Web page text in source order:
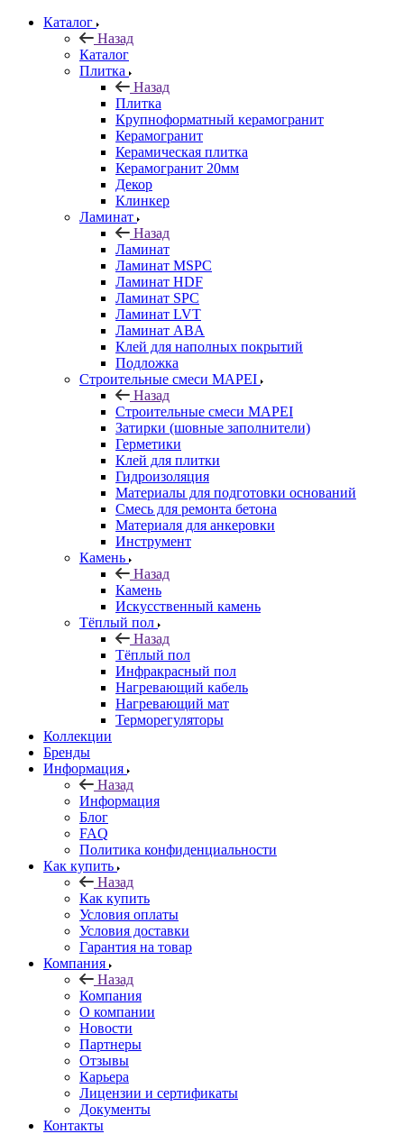
Каталог
Назад
Каталог
Плитка
Назад
Плитка
Крупноформатный керамогранит
Керамогранит
Керамическая плитка
Керамогранит 20мм
Декор
Клинкер
Ламинат
Назад
Ламинат
Ламинат MSPC
Ламинат HDF
Ламинат SPC
Ламинат LVT
Ламинат ABA
Клей для наполных покрытий
Подложка
Строительные смеси MAPEI
Назад
Строительные смеси MAPEI
Затирки (шовные заполнители)
Герметики
Клей для плитки
Гидроизоляция
Материалы для подготовки оснований
Смесь для ремонта бетона
Материаля для анкеровки
Инструмент
Камень
Назад
Камень
Искусственный камень
Тёплый пол
Назад
Тёплый пол
Инфракрасный пол
Нагревающий кабель
Нагревающий мат
Терморегуляторы
Коллекции
Бренды
Информация
Назад
Информация
Блог
FAQ
Политика конфиденциальности
Как купить
Назад
Как купить
Условия оплаты
Условия доставки
Гарантия на товар
Компания
Назад
Компания
О компании
Новости
Партнеры
Отзывы
Карьера
Лицензии и сертификаты
Документы
Контакты